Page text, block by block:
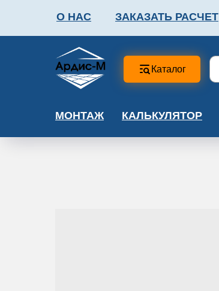
О НАС ЗАКАЗАТЬ РАСЧЕТ
ФАЛЬШПОЛ
Каталог
МОНТАЖ КАЛЬКУЛЯТОР